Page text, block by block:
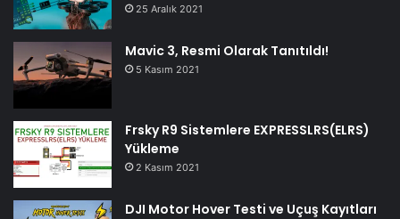
25 Aralık 2021
Mavic 3, Resmi Olarak Tanıtıldı!
5 Kasım 2021
Frsky R9 Sistemlere EXPRESSLRS(ELRS)
Yükleme
2 Kasım 2021
DJI Motor Hover Testi ve Uçuş Kayıtları